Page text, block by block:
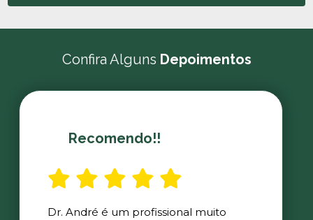
Confira Alguns Depoimentos
Recomendo!!
Dr. André é um profissional muito